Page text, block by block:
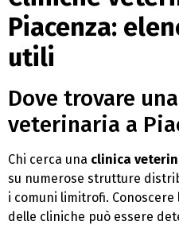
Piacenza:
utili
Dove trovare
veterinaria a
Chi cerca una clinica
su numerose strutture
i comuni limitrofi. Conoscere
delle cliniche può essere